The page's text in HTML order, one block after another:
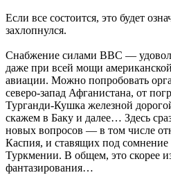
Если все состоится, это будет
захлопнулся.
Снабжение силами ВВС —
даже при всей мощи
авиации. Можно попробовать
северо-запад Афганистана, от
Турганди-Кушка железной
скажем в Баку и далее… Здесь
новых вопросов — в том числе
Каспия, и ставящих под сомнение
Туркмении. В общем, это скорее
фантазирования…